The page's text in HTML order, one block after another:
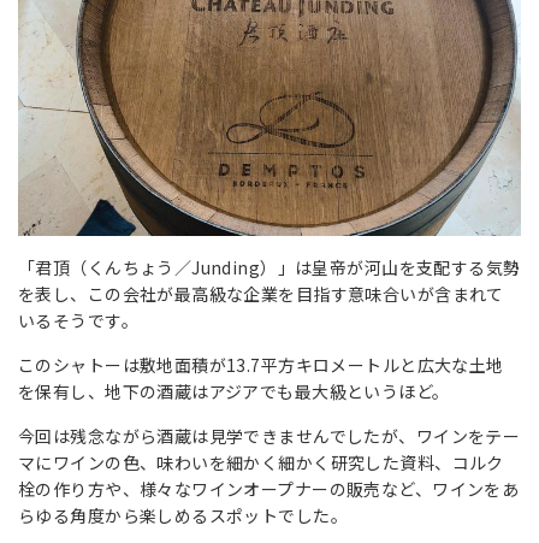
「君頂 （くんちょう／Junding）
」は皇帝が河山を支配する気勢
を表し、この会社が最高級な企業を目指す意味合いが含まれて
いるそうです。
このシャトーは敷地面積が13.7平方キロメートルと広大な土地
を保有し、地下の酒蔵はアジアでも最大級というほど。
今回は残念ながら酒蔵は見学できませんでしたが、ワインをテー
マにワインの色、味わいを細かく細かく研究した資料、コルク
栓の作り方や、様々なワインオープナーの販売など、ワインをあ
らゆる角度から楽しめるスポットでした。